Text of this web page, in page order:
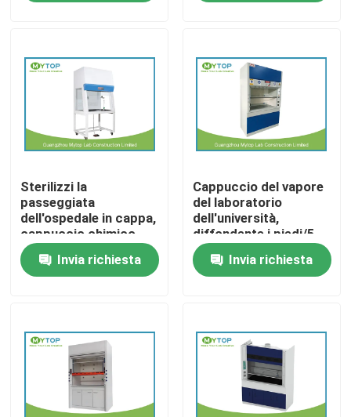
Contatti
Prodotti
Mobilia del laboratorio dell'università
Mobilia del laboratorio dell'ospedale
Mobilia del laboratorio del metallo
cappa di laboratorio
Sterilizzi la
passeggiata
dell'ospedale in cappa,
cappuccio chimico
Ductless del vapore
Invia richiesta
Cappuccio del vapore
del laboratorio
dell'università,
diffondente i piedi/5
piedi della cappa 4 del
laboratorioInvia richiesta